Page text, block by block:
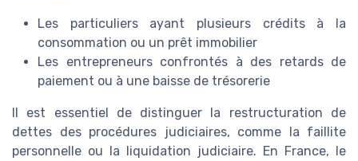
Les particuliers ayant plusieurs crédits à la
consommation ou un prêt immobilier
Les entrepreneurs confrontés à des retards de
paiement ou à une baisse de trésorerie
Il est essentiel de distinguer la restructuration de
dettes des procédures judiciaires, comme la faillite
personnelle ou la liquidation judiciaire. En France, le